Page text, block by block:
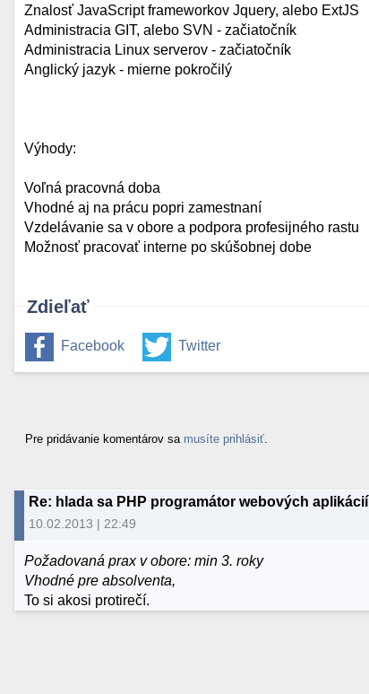
Znalosť JavaScript frameworkov Jquery, alebo ExtJS
Administracia GIT, alebo SVN - začiatočník
Administracia Linux serverov - začiatočník
Anglický jazyk - mierne pokročilý
Výhody:
Voľná pracovná doba
Vhodné aj na prácu popri zamestnaní
Vzdelávanie sa v obore a podpora profesijného rastu
Možnosť pracovať interne po skúšobnej dobe
Zdieľať
Facebook Twitter
Pre pridávanie komentárov sa musíte prihlásiť
Re: hlada sa PHP programátor webových aplikácií
10.02.2013 | 22:49
Požadovaná prax v obore: min 3. roky
Vhodné pre absolventa,
To si akosi protirečí.